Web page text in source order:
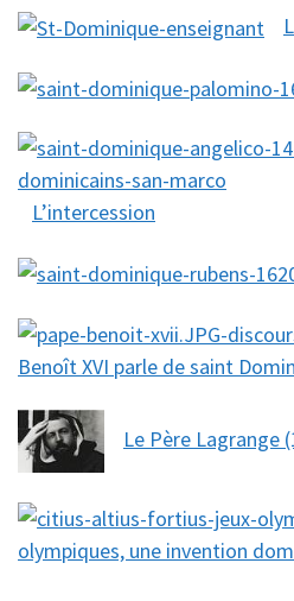
L’intercession
Benoît XVI parle de saint
Le Père Lagrange
olympiques, une invention